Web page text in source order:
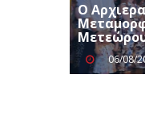
Ο
06/08/